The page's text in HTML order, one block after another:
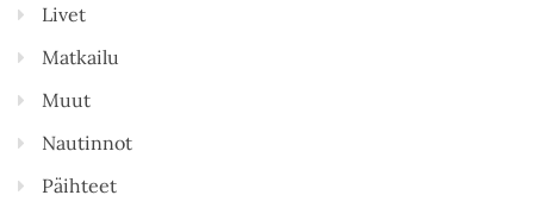
Livet
Matkailu
Muut
Nautinnot
Päihteet